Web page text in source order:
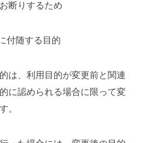
断りするため
付随する目的
は、利用目的が変更前と関連
に認められる場合に限って変
。